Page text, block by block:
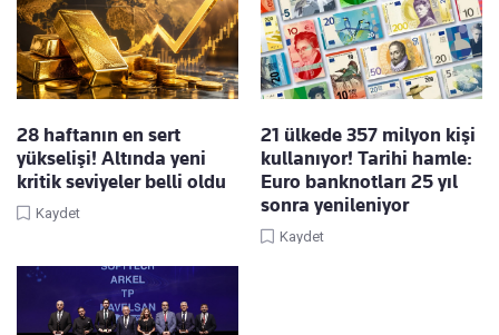
28 haftanın en sert
yükselişi! Altında yeni
kritik seviyeler belli oldu
Kaydet
21 ülkede 357 milyon kişi
kullanıyor! Tarihi hamle:
Euro banknotları 25 yıl
sonra yenileniyor
Kaydet